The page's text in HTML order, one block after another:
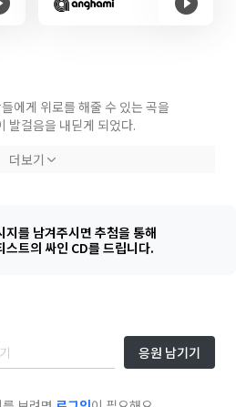
에게 위로를 해줄 수 있는 곡을
발걸음을 내딛게 되었다.
지만, 그 고통마저 담담하면서도
어야지.
깊이의 슬픔을 공유할 수 있는 사람이
들이 어둠에 잠식되지 않고
더보기
지를 남겨주시면 추첨을 통해
스트의 싸인 CD를 드립니다.
응원 남기기